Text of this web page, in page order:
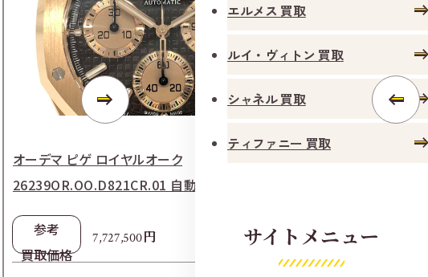
オーデマ ピゲ ロイヤルオーク
26239OR.OO.D821CR.01 自動巻き 750/革 ブラウン
参考
買取価格
7,727,500円
エルメス 買取
ルイ・ヴィトン 買取
シャネル 買取
ティファニー 買取
サイトメニュー